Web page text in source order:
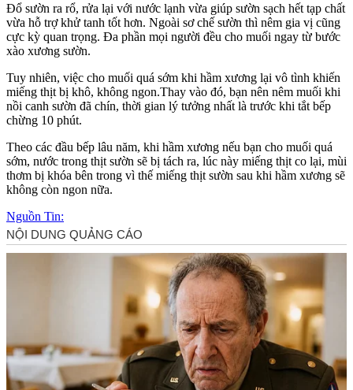
Đổ sườn ra rổ, rửa lại với nước lạnh vừa giúp sườn sạch hết tạp chất
vừa hỗ trợ khử tanh tốt hơn. Ngoài sơ chế sườn thì nêm gia vị cũng
cực kỳ quan trọng. Đa phần mọi người đều cho muối ngay từ bước
xào xương sườn.
Tuy nhiên, việc cho muối quá sớm khi hầm xương lại vô tình khiến
miếng thịt bị khô, không ngon.Thay vào đó, bạn nên nêm muối khi
nồi canh sườn đã chín, thời gian lý tưởng nhất là trước khi tắt bếp
chừng 10 phút.
Theo các đầu bếp lâu năm, khi hầm xương nếu bạn cho muối quá
sớm, nước trong thịt sườn sẽ bị tách ra, lúc này miếng thịt co lại, mùi
thơm bị khóa bên trong vì thế miếng thịt sườn sau khi hầm xương sẽ
không còn ngon nữa.
Nguồn Tin: